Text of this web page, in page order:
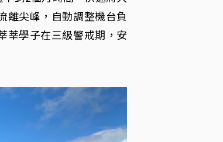
離尖峰，自動調整機台負
莘學子在三級警戒期，安